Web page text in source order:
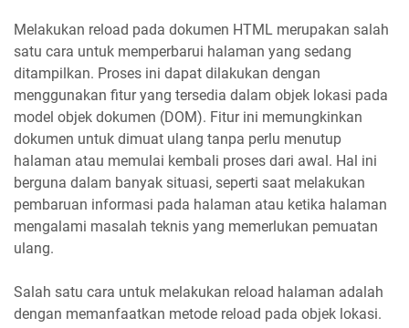
Melakukan reload pada dokumen HTML merupakan salah
satu cara untuk memperbarui halaman yang sedang
ditampilkan. Proses ini dapat dilakukan dengan
menggunakan fitur yang tersedia dalam objek lokasi pada
model objek dokumen (DOM). Fitur ini memungkinkan
dokumen untuk dimuat ulang tanpa perlu menutup
halaman atau memulai kembali proses dari awal. Hal ini
berguna dalam banyak situasi, seperti saat melakukan
pembaruan informasi pada halaman atau ketika halaman
mengalami masalah teknis yang memerlukan pemuatan
ulang.
Salah satu cara untuk melakukan reload halaman adalah
dengan memanfaatkan metode reload pada objek lokasi.